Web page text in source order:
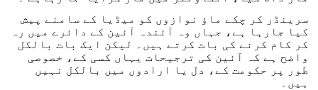
سرینڈر کر چکے ماؤ نوازوں کو میڈیا کے سامنے پیش
کیا جارہا ہے، جہاں وہ آئندہ آئین کے دائرے میں رہ
کر کام کرنے کی بات کرتے ہیں۔ لیکن ایک بات بالکل
واضح ہے کہ آئین کی ترجیحات یہاں کسی کے، خصوصی
طور پر حکومت کے، دل یا ارادوں میں بالکل نہیں
ہیں۔